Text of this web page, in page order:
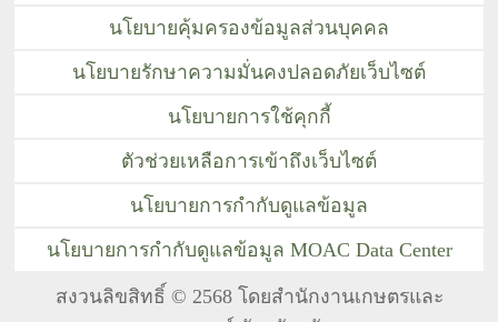
สงวนลิขสิทธิ์ © 2568 โดยสำนักงานเกษตรและ
นโยบายคุ้มครองข้อมูลส่วนบุคคล
นโยบายรักษาความมั่นคงปลอดภัยเว็บไซต์
นโยบายการใช้คุกกี้
ตัวช่วยเหลือการเข้าถึงเว็บไซต์
นโยบายการกำกับดูแลข้อมูล
นโยบายการกำกับดูแลข้อมูล MOAC Data Center